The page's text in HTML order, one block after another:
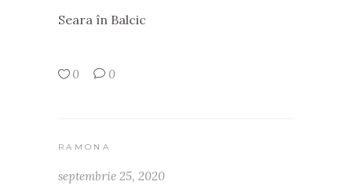
Seara în Balcic
0 0
RAMONA
septembrie 25, 2020